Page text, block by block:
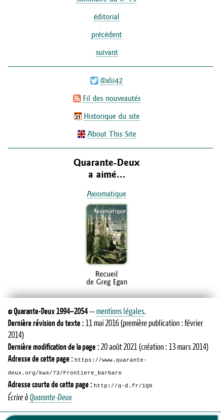
éditorial
précédent
suivant
@xlii42
Fil des nouveautés
Historique du site
About This Site
Quarante-Deux
a aimé…
Axiomatique
Recueil
de Greg Egan
©Quarante-Deux1994–2054—mentions légales.
Dernière révision du texte :11 mai 2016 (première publication : février
2014)
Dernière modification de la page :20 août 2021 (création : 13 mars 2014)
Adresse de cette page : https://www.quarante-
deux.org/kws/73/Frontiere_barbare
Adresse courte de cette page : http://q-d.fr/1QG
Écrire à Quarante-Deux